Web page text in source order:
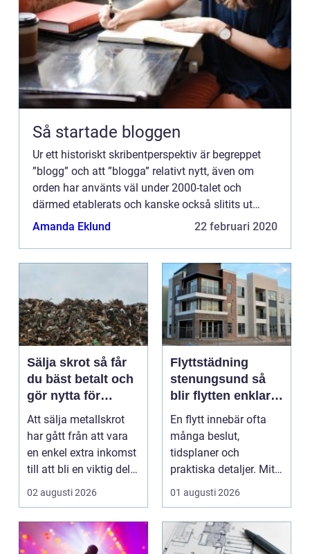
Så startade bloggen
Ur ett historiskt skribentperspektiv är begreppet
”blogg” och att ”blogga” relativt nytt, även om
orden har använts väl under 2000-talet och
därmed etablerats och kanske också slitits ut
väl...
Amanda Eklund 22 februari 2020
Sälja skrot så får
du bäst betalt och
gör nytta för
miljön
Att sälja metallskrot
har gått från att vara
en enkel extra inkomst
till att bli en viktig del
av om...
02 augusti 2026
Flyttstädning
stenungsund så
blir flytten enklare
och mer trygg
En flytt innebär ofta
många beslut,
tidsplaner och
praktiska detaljer. Mitt
i allt hamnar
flyttstädn...
01 augusti 2026